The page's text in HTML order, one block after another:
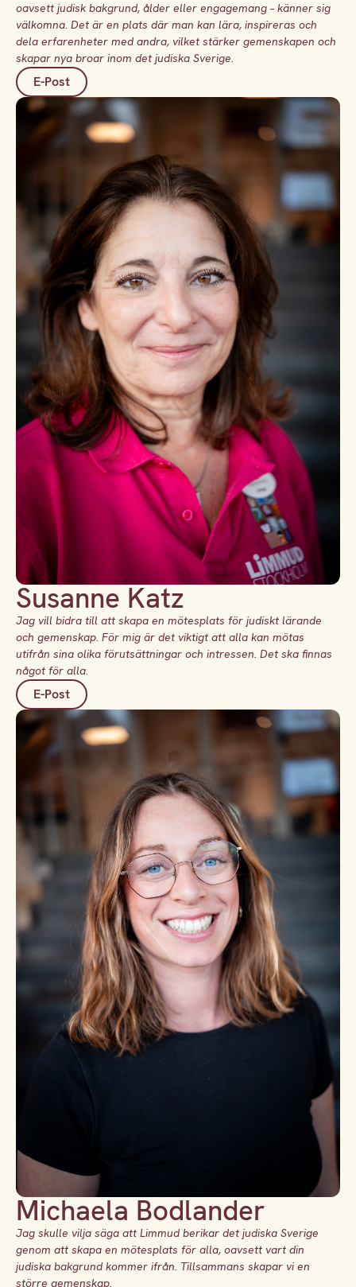
oavsett judisk bakgrund, ålder eller engagemang – känner sig
välkomna. Det är en plats där man kan lära, inspireras och
dela erfarenheter med andra, vilket stärker gemenskapen och
skapar nya broar inom det judiska Sverige.
E-Post
Susanne Katz
Jag vill bidra till att skapa en mötesplats för judiskt lärande
och gemenskap. För mig är det viktigt att alla kan mötas
utifrån sina olika förutsättningar och intressen. Det ska finnas
något för alla.
E-Post
Michaela Bodlander
Jag skulle vilja säga att Limmud berikar det judiska Sverige
genom att skapa en mötesplats för alla, oavsett vart din
judiska bakgrund kommer ifrån. Tillsammans skapar vi en
större gemenskap.